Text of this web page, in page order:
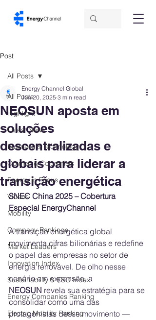
Post
All Posts
Highlight
Latest News
Business & Technology
Opinion & Columnists
Energy in Focus
Videos
Mobility
Company Rankings
Market Leaders
Innovation Index
Sustainability & ESG Index
Energy Companies Ranking
Electric Mobility Ranking
All Posts
NEOSUN aposta em
soluções
descentralizadas e
globais para liderar a
transição energética
Energy Channel Global
Jun 20, 2025 3 min read
SNEC China 2025 – Cobertura
Especial EnergyChannel
A transição energética global
movimenta cifras bilionárias e redefine
o papel das empresas no setor de
energia renovável. De olho nesse
cenário em expansão, a
NEOSUN revela sua estratégia para se
consolidar como uma das
protagonistas desse movimento —